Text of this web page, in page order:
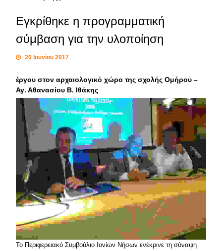
Εγκρίθηκε η προγραμματική
σύμβαση για την υλοποίηση
20 Ιουνίου 2017
έργου στον αρχαιολογικό χώρο της σχολής Ομήρου –
Αγ. Αθανασίου Β. Ιθάκης
Το Περιφερειακό Συμβούλιο Ιονίων Νήσων ενέκρινε τη σύναψη